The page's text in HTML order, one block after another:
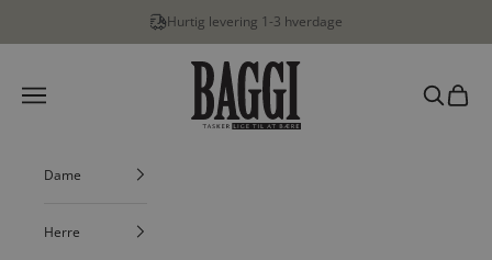
Hurtig levering 1-3 hverdage
BAGGI
Menu
Søg
Dame
Herre